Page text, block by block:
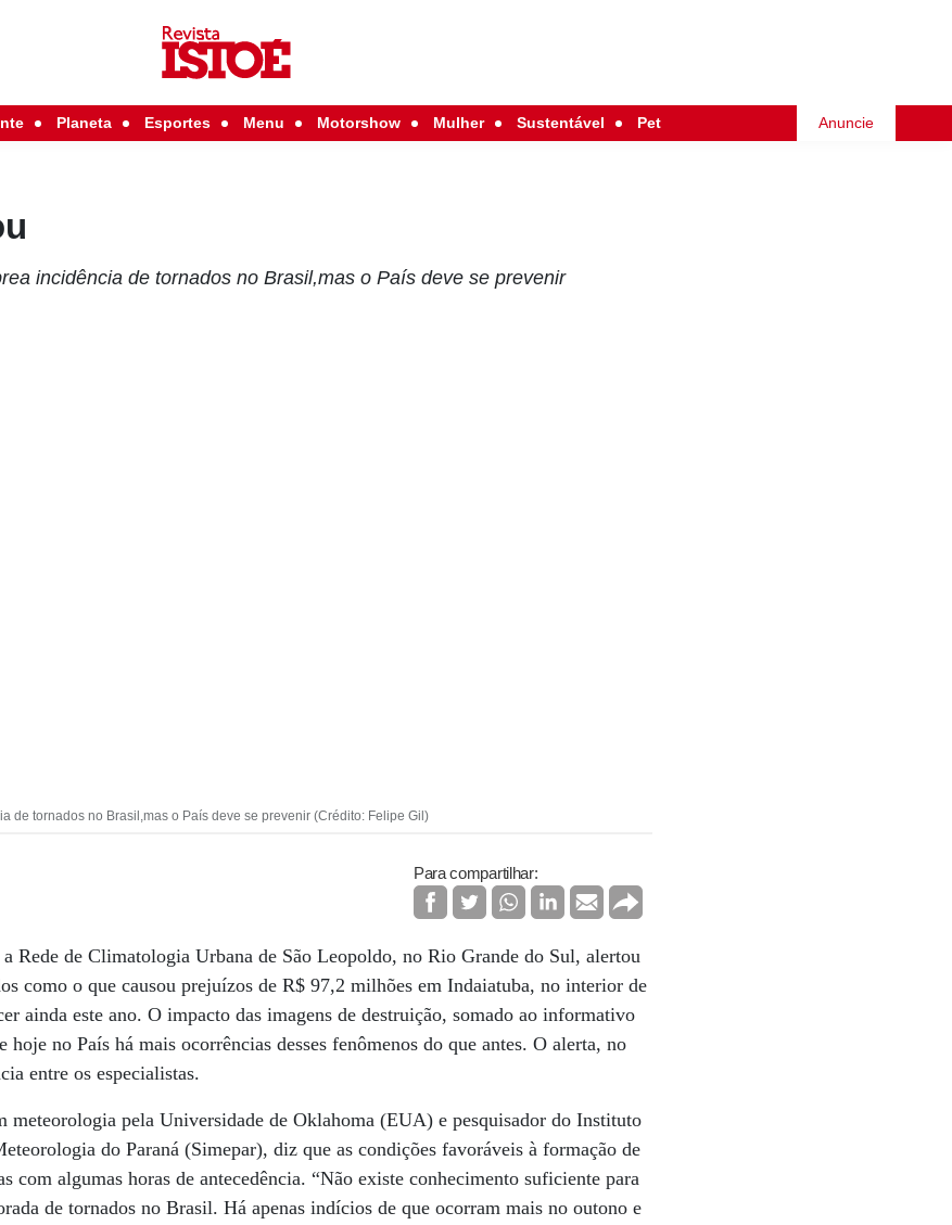
Planeta Esportes Menu Motorshow Mulher Sustentável Pet Anuncie
incidência de tornados no Brasil,mas o País deve se prevenir
de tornados no Brasil,mas o País deve se prevenir (Crédito: Felipe Gil)
Para compartilhar:
Rede de Climatologia Urbana de São Leopoldo, no Rio Grande do Sul, alertou
como o que causou prejuízos de R$ 97,2 milhões em Indaiatuba, no interior de
ainda este ano. O impacto das imagens de destruição, somado ao informativo
hoje no País há mais ocorrências desses fenômenos do que antes. O alerta, no
entre os especialistas.
meteorologia pela Universidade de Oklahoma (EUA) e pesquisador do Instituto
do Paraná (Simepar), diz que as condições favoráveis à formação de
com algumas horas de antecedência. “Não existe conhecimento suficiente para
de tornados no Brasil. Há apenas indícios de que ocorram mais no outono e